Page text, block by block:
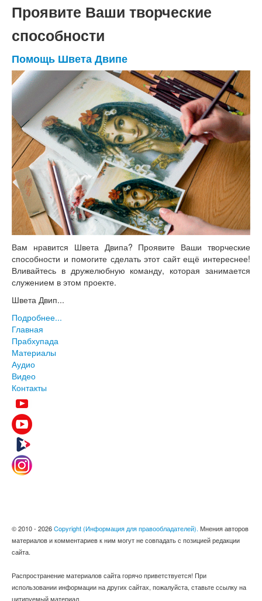
Проявите Ваши творческие
способности
Помощь Швета Двипе
Вам нравится Швета Двипа? Проявите Ваши творческие
способности и помогите сделать этот сайт ещё интереснее!
Вливайтесь в дружелюбную команду, которая занимается
служением в этом проекте.
Швета Двип...
Подробнее...
Главная
Прабхупада
Материалы
Аудио
Видео
Контакты
© 2010 - 2026Copyright (Информация для правообладателей). Мнения авторов
материалов и комментариев к ним могут не совпадать с позицией редакции
сайта.
Распространение материалов сайта горячо приветствуется! При
использовании информации на других сайтах, пожалуйста, ставьте ссылку на
цитируемый материал.